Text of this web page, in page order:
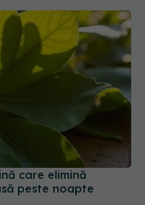
care elimină
peste noapte